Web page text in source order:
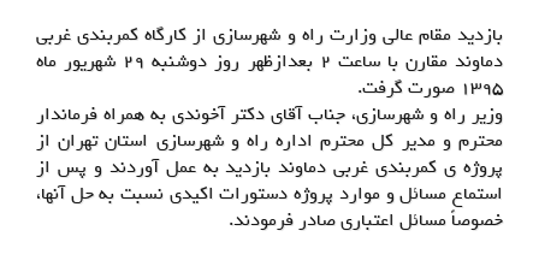
بازدید مقام عالی وزارت راه و شهرسازی از کارگاه کمربندی غربی
دماوند مقارن با ساعت 2 بعدازظهر روز دوشنبه 29 شهریور ماه
1395 صورت گرفت.
وزیر راه و شهرسازی، جناب آقای دکتر آخوندی به همراه فرماندار
محترم و مدیر کل محترم اداره راه و شهرسازی استان تهران از
پروژه ی کمربندی غربی دماوند بازدید به عمل آوردند و پس از
استماع مسائل و موارد پروژه دستورات اکیدی نسبت به حل آنها،
خصوصاً مسائل اعتباری صادر فرمودند.